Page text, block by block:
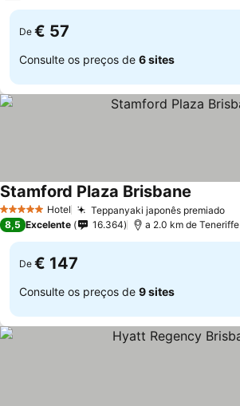
De € 57
Consulte os preços de 6 sites
5 Estrelas Hotel Teppanyaki japonês premiado
Stamford Plaza Brisbane
8,5 Excelente 16.364 a 2.0 km de Teneriffe
De € 147
Consulte os preços de 9 sites